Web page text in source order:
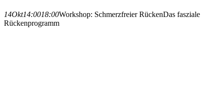
14Okt14:0018:00Workshop: Schmerzfreier RückenDas fasziale
Rückenprogramm